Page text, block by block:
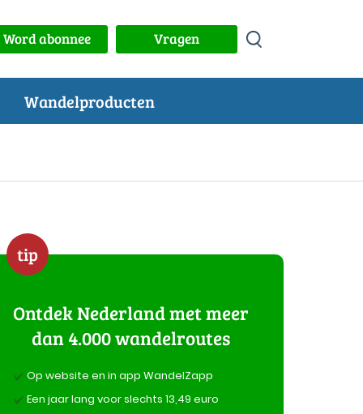
Word abonnee Vragen
Wandelproducten
tip
Ontdek Nederland met meer
dan 4.000 wandelroutes
Op website en in app WandelZapp
Een jaar lang voor slechts 13,49 euro